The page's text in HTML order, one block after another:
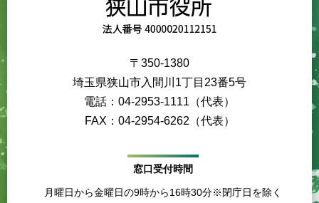
〒350-1380
埼玉県狭山市入間川1丁目23番5号
電話：04-2953-1111（代表）
FAX：04-2954-6262（代表）
窓口受付時間
月曜日から金曜日の9時から16時30分※閉庁日を除く